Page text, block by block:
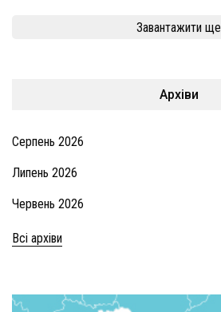
Завантажити ще
Архіви
Серпень 2026
Липень 2026
Червень 2026
Всі архіви